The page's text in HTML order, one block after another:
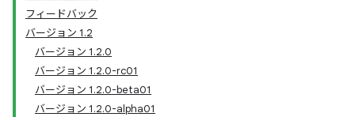
フィードバック
バージョン 1.2
バージョン 1.2.0
バージョン 1.2.0-rc01
バージョン 1.2.0-beta01
バージョン 1.2.0-alpha01